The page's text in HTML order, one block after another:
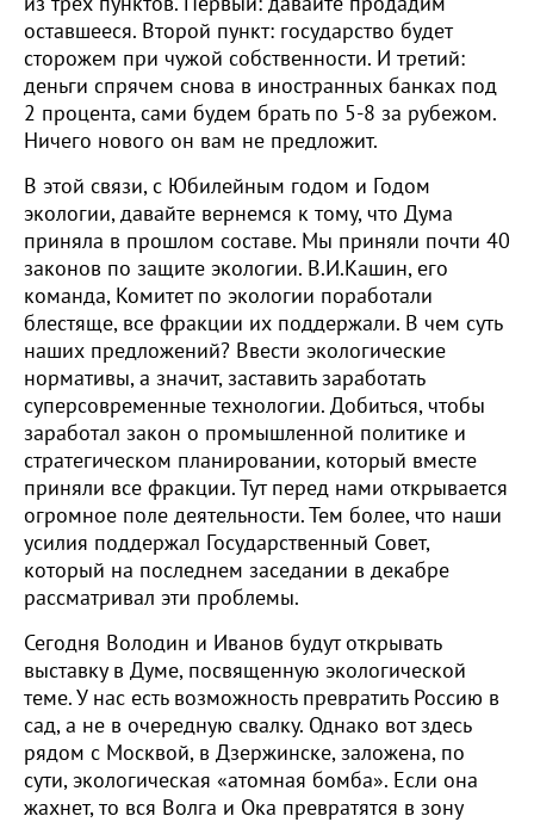
оставшееся. Второй пункт: государство будет
сторожем при чужой собственности. И третий:
деньги спрячем снова в иностранных банках под
2 процента, сами будем брать по 5-8 за рубежом.
Ничего нового он вам не предложит.
В этой связи, с Юбилейным годом и Годом
экологии, давайте вернемся к тому, что Дума
приняла в прошлом составе. Мы приняли почти 40
законов по защите экологии. В.И.Кашин, его
команда, Комитет по экологии поработали
блестяще, все фракции их поддержали. В чем суть
наших предложений? Ввести экологические
нормативы, а значит, заставить заработать
суперсовременные технологии. Добиться, чтобы
заработал закон о промышленной политике и
стратегическом планировании, который вместе
приняли все фракции. Тут перед нами открывается
огромное поле деятельности. Тем более, что наши
усилия поддержал Государственный Совет,
который на последнем заседании в декабре
рассматривал эти проблемы.
Сегодня Володин и Иванов будут открывать
выставку в Думе, посвященную экологической
теме. У нас есть возможность превратить Россию в
сад, а не в очередную свалку. Однако вот здесь
рядом с Москвой, в Дзержинске, заложена, по
сути, экологическая «атомная бомба». Если она
жахнет, то вся Волга и Ока превратятся в зону